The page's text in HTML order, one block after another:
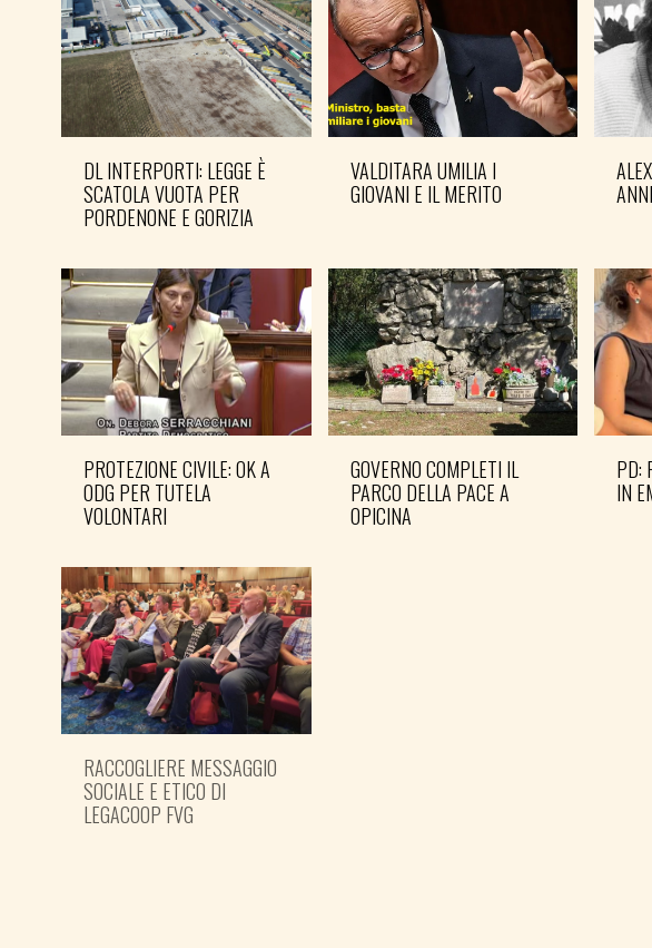
DL INTERPORTI: LEGGE È
SCATOLA VUOTA PER
PORDENONE E GORIZIA
VALDITARA UMILIA I
GIOVANI E IL MERITO
PROTEZIONE CIVILE: OK A
ODG PER TUTELA
VOLONTARI
GOVERNO COMPLETI IL
PARCO DELLA PACE A
OPICINA
PD:
IN
RACCOGLIERE MESSAGGIO
SOCIALE E ETICO DI
LEGACOOP FVG